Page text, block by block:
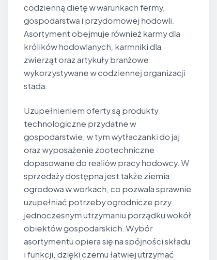
codzienną dietę w warunkach fermy,
gospodarstwa i przydomowej hodowli.
Asortyment obejmuje również karmy dla
królików hodowlanych, karmniki dla
zwierząt oraz artykuły branżowe
wykorzystywane w codziennej organizacji
stada.
Uzupełnieniem oferty są produkty
technologiczne przydatne w
gospodarstwie, w tym wytłaczanki do jaj
oraz wyposażenie zootechniczne
dopasowane do realiów pracy hodowcy. W
sprzedaży dostępna jest także ziemia
ogrodowa w workach, co pozwala sprawnie
uzupełniać potrzeby ogrodnicze przy
jednoczesnym utrzymaniu porządku wokół
obiektów gospodarskich. Wybór
asortymentu opiera się na spójności składu
i funkcji, dzięki czemu łatwiej utrzymać